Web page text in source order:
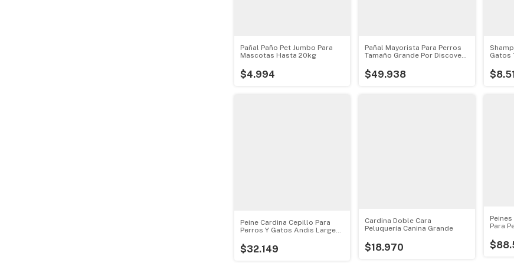
Pañal Paño Pet Jumbo Para
Mascotas Hasta 20kg
$4.994
Pañal Mayorista Para Perros
Tamaño Grande Por Discovery
$49.938
Gatos
Peine Cardina Cepillo Para
Perros Y Gatos Andis Large
$32.149
Cardina Doble Cara
Peluquería Canina Grande
$18.970
Para